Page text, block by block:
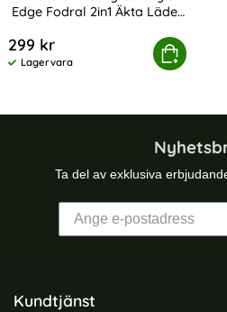
Edge Fodral 2in1 Äkta Läder
299 kr
Tillgänglighet:
Lagervara
Köp
Galaxy S6 Edge
Ta del av exklusiva
Sidfot Blandad info
Kundtjänst